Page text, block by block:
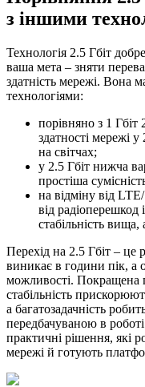
з іншими
Технологія 2.5 Гбіт
ваша мета – зняти
здатність мережі. Вона
технологіями:
порівняно з 1 Гбіт
здатності мережі
на світчах;
у 2.5 Гбіт нижча
простіша
на відміну від
від радіоперешкод
стабільність вища,
Перехід на 2.5 Гбіт –
виникає в години пік, а
можливості. Покращена
стабільність
а багатозадачність
передбачуваною в
практичні рішення, які
мережі й готують